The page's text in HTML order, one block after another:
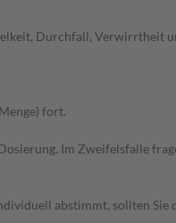
Durchfall, Verwirrtheit
fort.
Im Zweifelsfalle
abstimmt, sollten